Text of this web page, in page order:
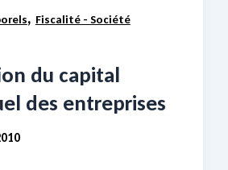
, Fiscalité - Société
du capital
des entreprises